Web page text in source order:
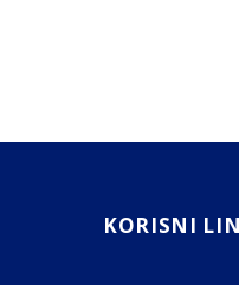
KORISNI